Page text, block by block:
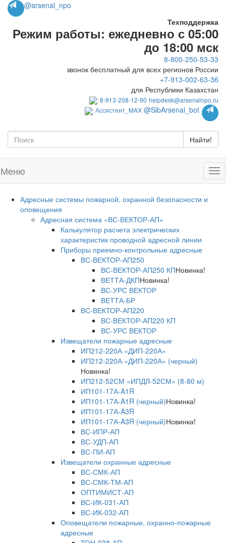
@arsenal_npo
Техподдержка
Режим работы: ежедневно с 05:00
до 18:00 мск
8-800-250-53-33
звонок бесплатный для всех регионов России
+7-913-002-63-36
для Республики Казахстан
8-913-208-12-90 helpdesk@arsenalnpo.ru
Ассистент_MAX @SibArsenal_bot
Найти!
Меню
Адресные системы пожарной, охранной безопасности и
оповещения
Адресная система «ВС-ВЕКТОР-АП»
Калькулятор расчета электрических
характеристик проводной адресной линии
Приборы приемно-контрольные адресные
ВС-ВЕКТОР-АП250
ВС-ВЕКТОР-АП250 КПНовинка!
ВЕТТА-ДКПНовинка!
ВС-УРС ВЕКТОР
ВЕТТА-БР
ВС-ВЕКТОР-АП220
ВС-ВЕКТОР-АП220 КП
ВС-УРС ВЕКТОР
Извещатели пожарные адресные
ИП212-220А «ДИП-220А»
ИП212-220А «ДИП-220А» (черный)
Новинка!
ИП212-52СМ «ИПДЛ-52СМ» (8-80 м)
ИП101-17А-A1R
ИП101-17А-A1R (черный)Новинка!
ИП101-17А-A3R
ИП101-17А-A3R (черный)Новинка!
ВС-ИПР-АП
ВС-УДП-АП
ВС-ПИ-АП
Извещатели охранные адресные
ВС-СМК-АП
ВС-СМК-ТМ-АП
ОПТИМИСТ-АП
ВС-ИК-031-АП
ВС-ИК-032-АП
Оповещатели пожарные, охранно-пожарные
адресные